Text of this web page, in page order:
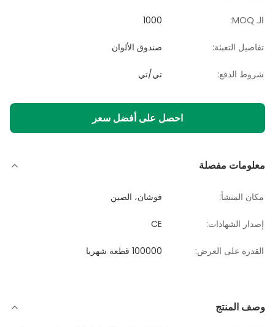
الـ MOQ: 1000
تفاصيل التعبئة: صندوق الألوان
شروط الدفع: تي/تي
احصل على أفضل سعر
معلومات مفصلة
مكان المنشأ: فوشان، الصين
إصدار الشهادات: CE
القدرة على العرض: 100000 قطعة شهريا
وصف المنتج